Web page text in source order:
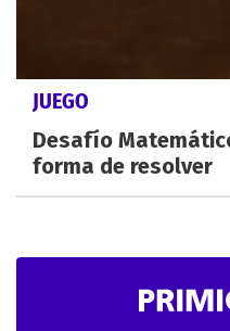
JUEGO
Desafío
forma de resolver